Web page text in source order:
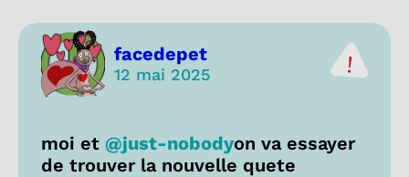
facedepet
12 mai 2025
moi et @just-nobodyon va essayer
de trouver la nouvelle quete